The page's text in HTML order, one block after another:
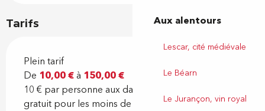
Aux alentours
Lescar, cité médiévale
Le Béarn
Le Jurançon, vin royal
Tarifs
Plein tarif
De 10,00 €à 150,00 €
10 € par personne aux dates du calendrier
gratuit pour les moins de 12 ans